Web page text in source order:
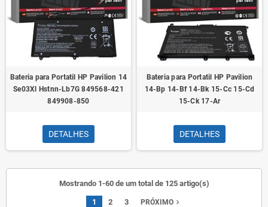
Bateria para Portatil HP Pavilion 14
Se03Xl Hstnn-Lb7G 849568-421
849908-850
DETALHES
Bateria para Portatil HP Pavilion
14-Bp 14-Bf 14-Bk 15-Cc 15-Cd
15-Ck 17-Ar
DETALHES
Mostrando 1-60 de um total de 125 artigo(s)
1 2 3 PRÓXIMO navigate_next